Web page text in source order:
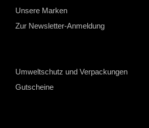
Unsere Marken
Zur Newsletter-Anmeldung
Umweltschutz und Verpackungen
Gutscheine